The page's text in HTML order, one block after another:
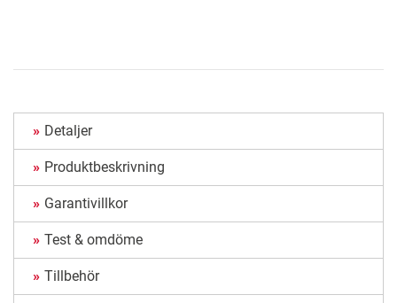
Detaljer
Produktbeskrivning
Garantivillkor
Test & omdöme
Tillbehör